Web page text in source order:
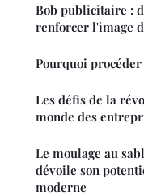
Bob publicitaire :
renforcer l'image
Pourquoi procéder
Les défis de la
monde des
Le moulage au
dévoile son
moderne